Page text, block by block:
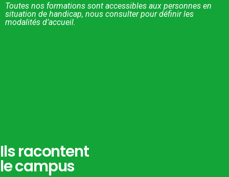
Toutes nos formations sont accessibles aux personnes en
situation de handicap, nous consulter pour définir les
modalités d’accueil.
Ils racontent
le campus